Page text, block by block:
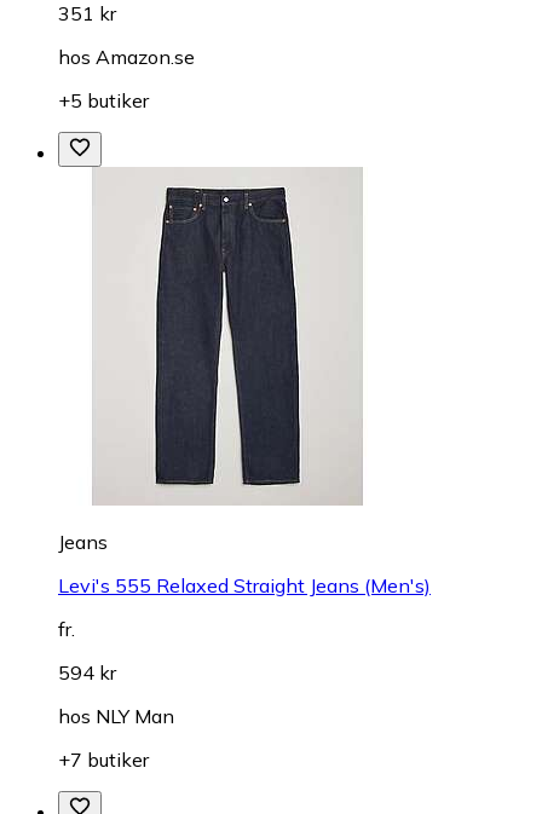
351 kr
hos Amazon.se
+5 butiker
Jeans
Levi's 555 Relaxed Straight Jeans (Men's)
fr.
594 kr
hos NLY Man
+7 butiker